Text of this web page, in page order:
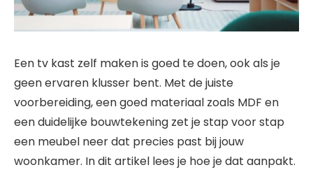
Een tv kast zelf maken is goed te doen, ook als je
geen ervaren klusser bent. Met de juiste
voorbereiding, een goed materiaal zoals MDF en
een duidelijke bouwtekening zet je stap voor stap
een meubel neer dat precies past bij jouw
woonkamer. In dit artikel lees je hoe je dat aanpakt.